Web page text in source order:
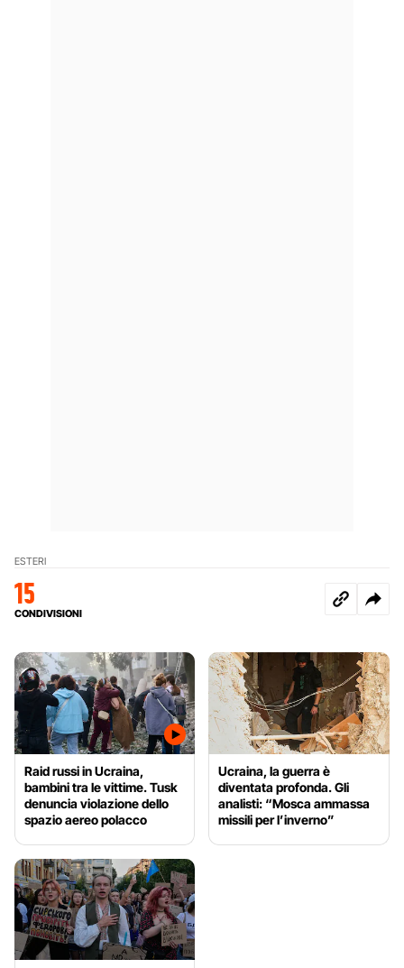
ESTERI
15
CONDIVISIONI
Raid russi in Ucraina,
bambini tra le vittime. Tusk
denuncia violazione dello
spazio aereo polacco
Ucraina, la guerra è
diventata profonda. Gli
analisti: “Mosca ammassa
missili per l’inverno”